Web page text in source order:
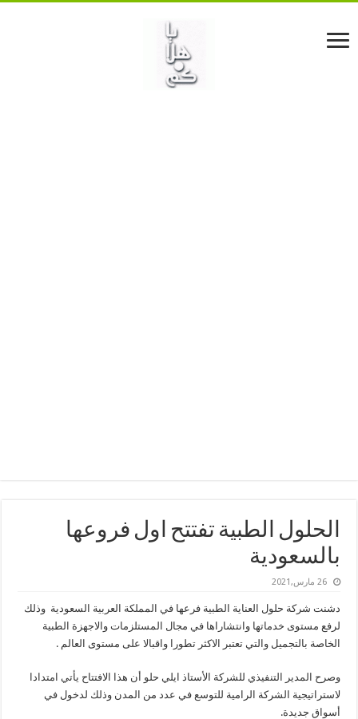
الحلول الطبية تفتتح اول فروعها
بالسعودية
26 مارس,2021
دشنت شركة حلول العناية الطبية فرعها في المملكة العربية السعودية وذلك
لرفع مستوى خدماتها وانتشاراها في مجال المستلزمات والاجهزة الطبية
الخاصة بالتجميل والتي تعتبر الاكثر تطورا واقبالا على مستوى العالم .
وصرح المدير التنفيذي للشركة الأستاذ ايلي حلو أن هذا الافتتاح يأتي امتدادا
لاستراتيجية الشركة الرامية للتوسع في عدد من المدن وذلك لدخول في
أسواق جديدة.